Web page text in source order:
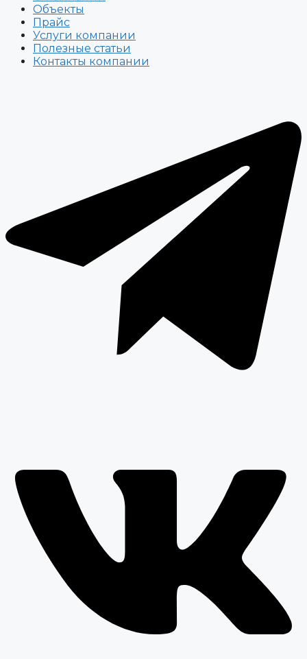
Объекты
Прайс
Услуги компании
Полезные статьи
Контакты компании